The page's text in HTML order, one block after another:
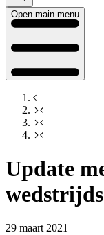
Open main menu
Update
29 maart 2021